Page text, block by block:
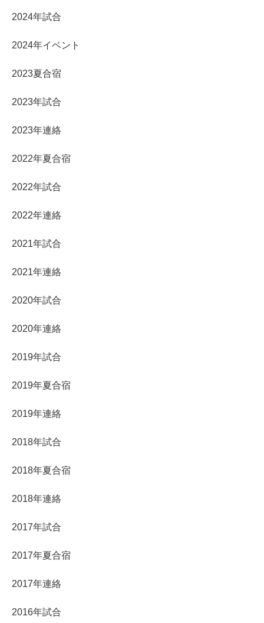
2024年試合
2024年イベント
2023夏合宿
2023年試合
2023年連絡
2022年夏合宿
2022年試合
2022年連絡
2021年試合
2021年連絡
2020年試合
2020年連絡
2019年試合
2019年夏合宿
2019年連絡
2018年試合
2018年夏合宿
2018年連絡
2017年試合
2017年夏合宿
2017年連絡
2016年試合